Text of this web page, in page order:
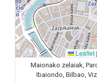
Leaflet |
Maionako zelaiak,
Ibaiondo, Bilbao,